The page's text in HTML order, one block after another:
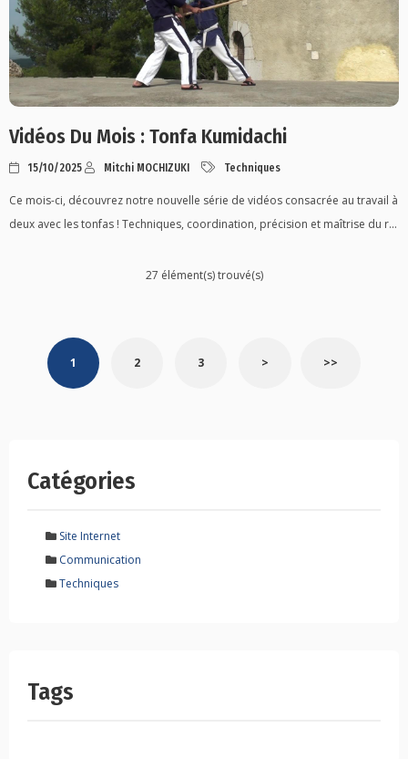
Vidéos Du Mois : Tonfa Kumidachi
15/10/2025 Mitchi MOCHIZUKI Techniques
Ce mois-ci, découvrez notre nouvelle série de vidéos consacrée au travail à
deux avec les tonfas ! Techniques, coordination, précision et maîtrise du r...
27 élément(s) trouvé(s)
Posts
navigation
1 2 3 > >>
Catégories
Site Internet
Communication
Techniques
Tags